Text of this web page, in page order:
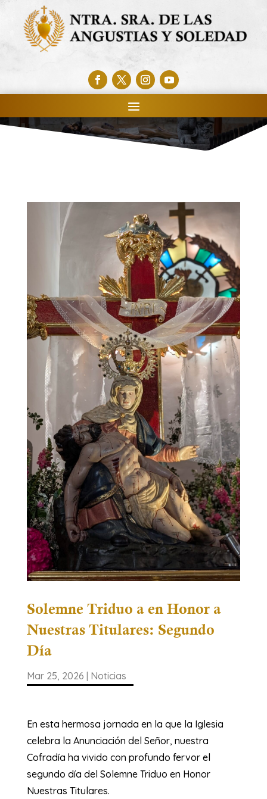
Solemne Triduo a en Honor a
Nuestras Titulares: Segundo
Día
Mar 25, 2026 Noticias
​En esta hermosa jornada en la que la Iglesia
celebra la Anunciación del Señor, nuestra
Cofradía ha vivido con profundo fervor el
segundo día del Solemne Triduo en Honor
Nuestras Titulares.